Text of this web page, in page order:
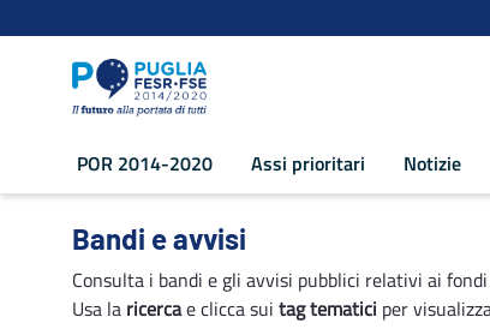
POR 2014-2020 Assi prioritari Notizie
Bandi e avvisi - POR Puglia 2014-
Bandi e avvisi
Consulta i bandi e gli avvisi pubblici relativi ai
Usa la ricercae clicca sui tag tematici per